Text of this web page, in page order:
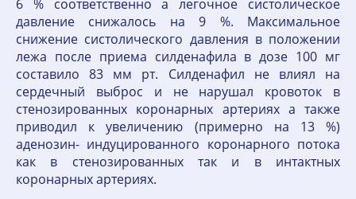
6 % соответственно а легочное систолическое
давление снижалось на 9 %. Максимальное
снижение систолического давления в положении
лежа после приема силденафила в дозе 100 мг
составило 83 мм рт. Силденафил не влиял на
сердечный выброс и не нарушал кровоток в
стенозированных коронарных артериях а также
приводил к увеличению (примерно на 13 %)
аденозин- индуцированного коронарного потока
как в стенозированных так и в интактных
коронарных артериях.